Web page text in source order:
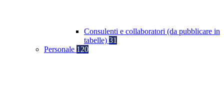
Consulenti e collaboratori (da pubblicare in
tabelle) 31
Personale 120